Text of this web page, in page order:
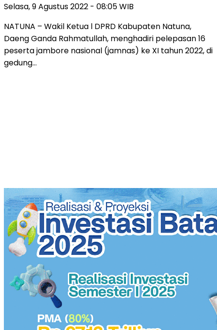
Selasa, 9 Agustus 2022 - 08:05 WIB
NATUNA – Wakil Ketua l DPRD Kabupaten Natuna,
Daeng Ganda Rahmatullah, menghadiri pelepasan 16
peserta jambore nasional (jamnas) ke XI tahun 2022, di
gedung…